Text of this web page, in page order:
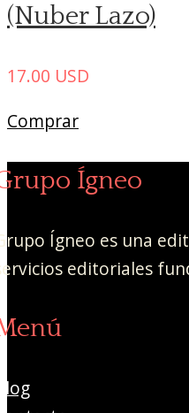
(Nuber Lazo)
17.00 USD
Comprar
Ígneo
Ígneo es una
editoriales